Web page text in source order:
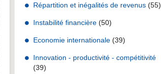
Répartition et inégalités de revenus (55)
Instabilité financière (50)
Economie internationale (39)
Innovation - productivité - compétitivité
(39)